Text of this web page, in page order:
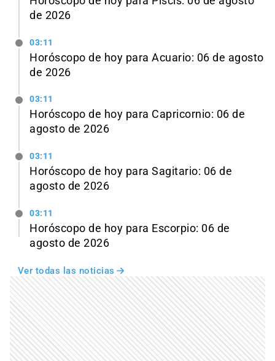
de 2026
03:11
Horóscopo de hoy para Acuario: 06 de agosto
de 2026
03:11
Horóscopo de hoy para Capricornio: 06 de
agosto de 2026
03:11
Horóscopo de hoy para Sagitario: 06 de
agosto de 2026
03:11
Horóscopo de hoy para Escorpio: 06 de
agosto de 2026
Ver todas las noticias